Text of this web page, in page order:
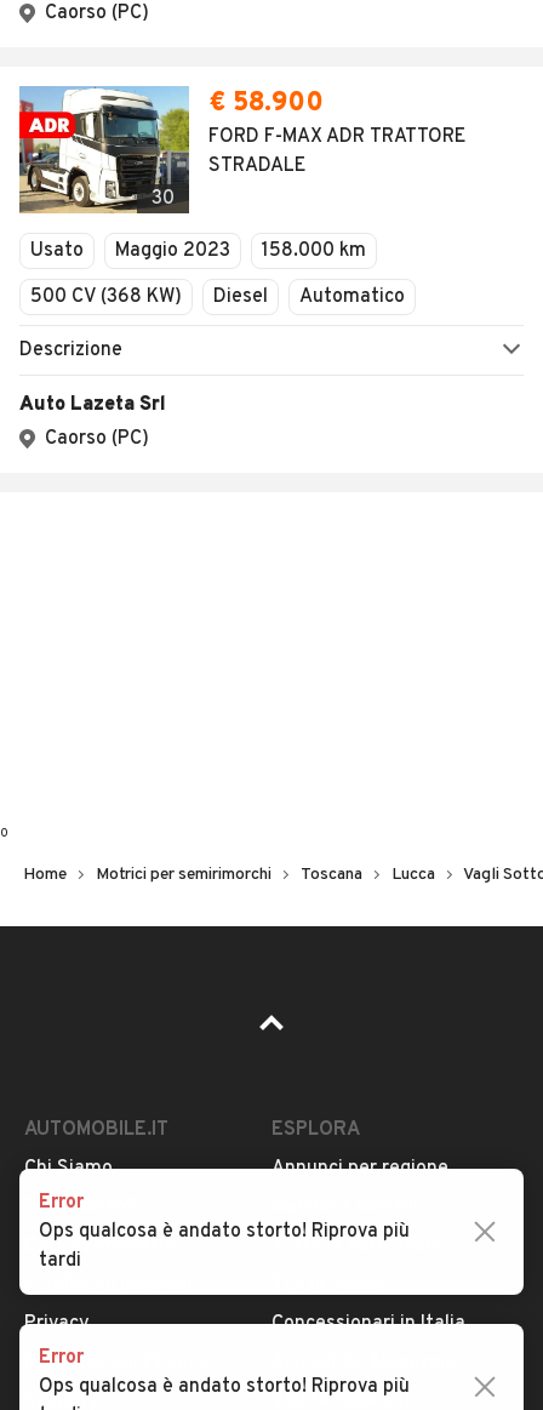
Caorso (PC)
30
€ 58.900
FORD F-MAX ADR TRATTORE
STRADALE
Usato Maggio 2023
158.000 km
500 CV (368 KW)
Diesel Automatico
Descrizione
Auto Lazeta Srl
Caorso (PC)
0
Home Motrici per semirimorchi Toscana Lucca Vagli
AUTOMOBILE.IT
Chi Siamo
Serve aiuto?
Dati identificativi
Privacy
Impostazioni Privacy
Security
ESPLORA
Annunci per regione
Tutte le auto usate
Concessionari in Italia
Valutazione auto
Error
Ops qualcosa è andato storto! Riprova più
tardi
Error
Ops qualcosa è andato storto! Riprova più